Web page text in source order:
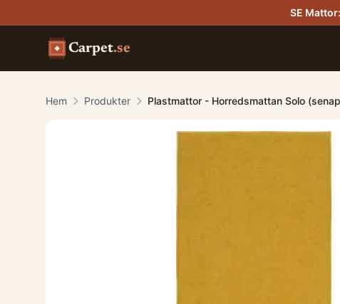
SE Mattor:
Carpet.se
Hem Produkter Plastmattor - Horredsmattan Solo